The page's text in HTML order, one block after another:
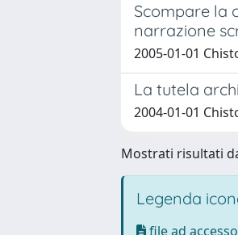
Scompare la
narrazione
2005-01-01
La tutela
2004-01-01
Mostrati risultati
Legenda
file ad